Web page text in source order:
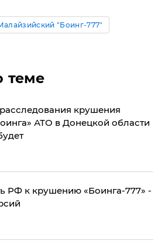
"Боинг-777"
теме
крушения
АТО в Донецкой области
РФ к крушению «Боинга-777» -